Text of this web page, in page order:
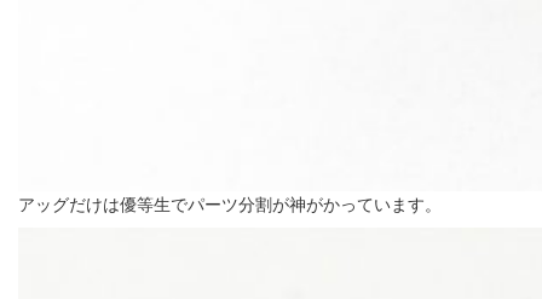
アッグだけは優等生でパーツ分割が神がかっています。